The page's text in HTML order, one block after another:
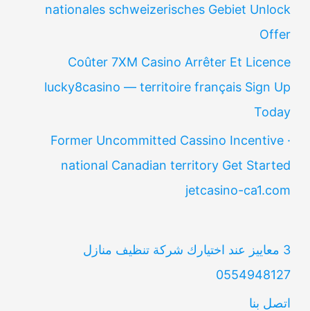
nationales schweizerisches Gebiet Unlock
Offer
Coûter 7XM Casino Arrêter Et Licence
lucky8casino — territoire français Sign Up
Today
Former Uncommitted Cassino Incentive ·
national Canadian territory Get Started
jetcasino-ca1.com
3 معاييز عند اختيارك شركة تنظيف منازل
0554948127
اتصل بنا